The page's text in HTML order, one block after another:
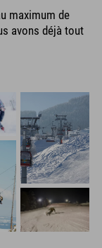
maximum de
avons déjà tout